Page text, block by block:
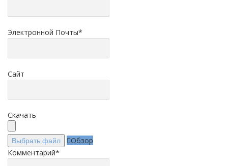
Электронной Почты*
Сайт
Скачать
Выбрать файл
Обзор
Комментарий*